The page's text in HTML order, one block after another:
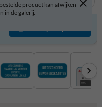
product kan afwijken
in de galerij.
Ontwerp aanpassen